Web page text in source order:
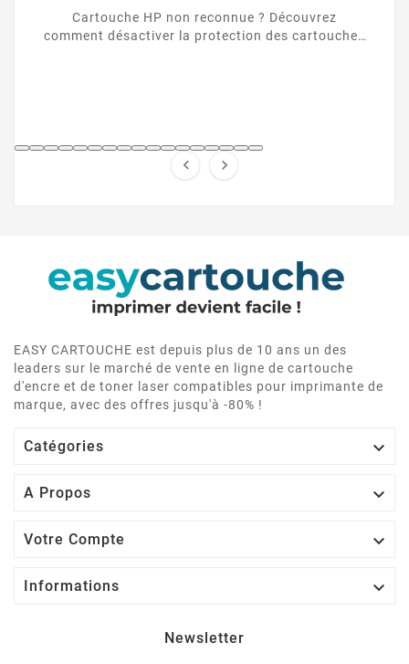
Cartouche HP non reconnue ? Découvrez
comment désactiver la protection des cartouches
 
EASY CARTOUCHE est depuis plus de 10 ans un des
leaders sur le marché de vente en ligne de cartouche
d'encre et de toner laser compatibles pour imprimante de
marque, avec des offres jusqu'à -80% !
Catégories 
A Propos 
Votre Compte 
Informations 
Newsletter